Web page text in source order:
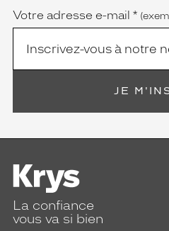
Votre adresse e-mail *
JE
La confiance
vous va si bien